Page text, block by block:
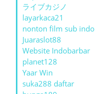
ライブカジノ
layarkaca21
nonton film sub indo
Juaraslot88
Website Indobarbar
planet128
Yaar Win
suka288 daftar